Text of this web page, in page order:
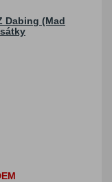
Dabing (Mad